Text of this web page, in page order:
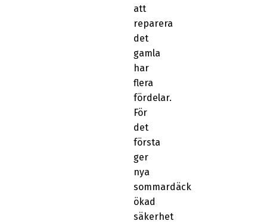
att
reparera
det
gamla
har
flera
fördelar.
För
det
första
ger
nya
sommardäck
ökad
säkerhet